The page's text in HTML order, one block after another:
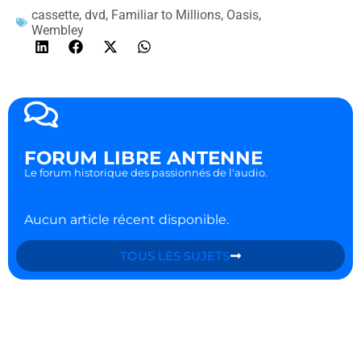
cassette, dvd, Familiar to Millions, Oasis,
Wembley
FORUM LIBRE ANTENNE
Le forum historique des passionnés de l'audio.
Aucun article récent disponible.
TOUS LES SUJETS